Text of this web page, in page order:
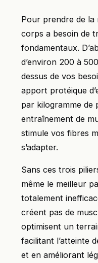
Pour prendre de la
corps a besoin de
fondamentaux.
d’environ 200 à
dessus de vos
apport protéique
par kilogramme de
entraînement de
stimule vos fibres
s’adapter.
Sans ces trois
même le meilleur
totalement
créent pas de
optimisent un
facilitant l’atteinte
et en améliorant